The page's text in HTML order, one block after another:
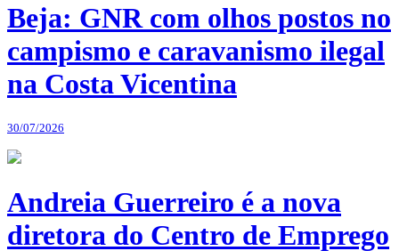
Beja: GNR com olhos postos no
campismo e caravanismo ilegal
na Costa Vicentina
30/07/2026
Andreia Guerreiro é a nova
diretora do Centro de Emprego